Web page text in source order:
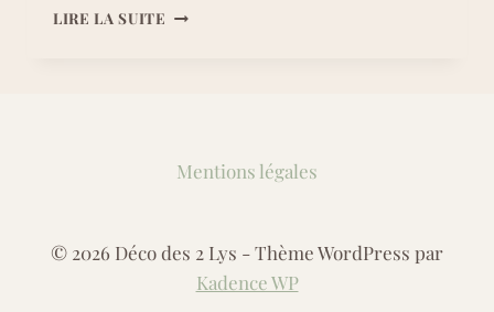
LIRE LA SUITE CRÉER
SOI
Mentions légales
© 2026 Déco des 2 Lys - Thème WordPress par
Kadence WP